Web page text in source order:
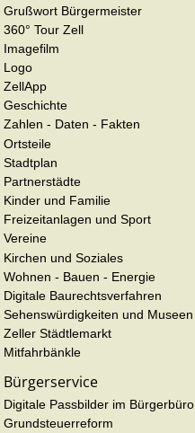
Grußwort Bürgermeister
360° Tour Zell
Imagefilm
Logo
ZellApp
Geschichte
Zahlen - Daten - Fakten
Ortsteile
Stadtplan
Partnerstädte
Kinder und Familie
Freizeitanlagen und Sport
Vereine
Kirchen und Soziales
Wohnen - Bauen - Energie
Digitale Baurechtsverfahren
Sehenswürdigkeiten und Museen
Zeller Städtlemarkt
Mitfahrbänkle
Bürgerservice
Digitale Passbilder im Bürgerbüro
Grundsteuerreform